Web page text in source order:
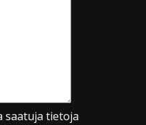
saatuja tietoja